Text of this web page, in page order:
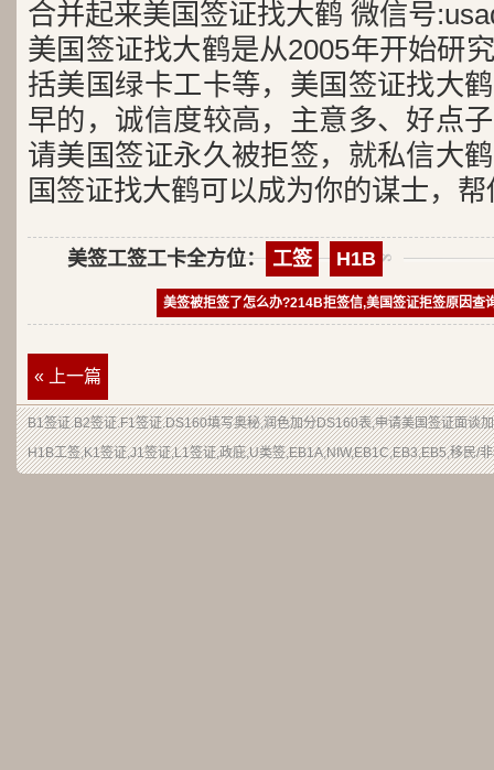
合并起来美国签证找大鹤 微信号
美国签证找大鹤是从2005年开始研
括美国绿卡工卡等，美国签证找大
早的，诚信度较高，主意多、好点
请美国签证永久被拒签，就私信大
国签证找大鹤可以成为你的谋士，
美签工签工卡全方位： 工签 H1B
美签被拒签了怎么办?214B拒签信,美国签证拒签原因查
« 上一篇
B1签证.B2签证.F1签证.DS160填写奥秘,润色加分DS160表,申请美国签证面谈
H1B工签,K1签证,J1签证,L1签证,政庇,U类签,EB1A,NIW,EB1C,EB3,EB5,移民/